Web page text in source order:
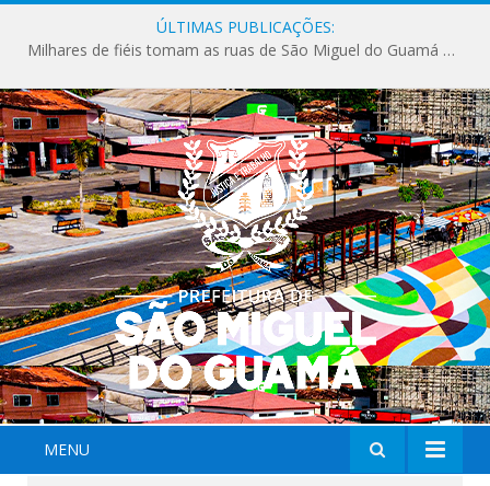
ÚLTIMAS PUBLICAÇÕES:
Milhares de fiéis tomam as ruas de São Miguel do Guamá em uma grande celebração de fé na Marcha para Jesus 2026.
MENU